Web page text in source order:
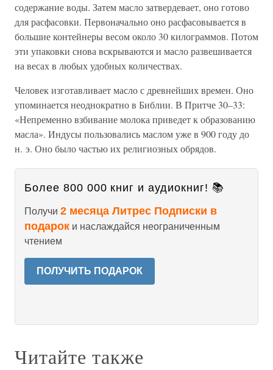
содержание воды. Затем масло затвердевает, оно готово
для расфасовки. Первоначально оно расфасовывается в
большие контейнеры весом около 30 килограммов. Потом
эти упаковки снова вскрываются и масло развешивается
на весах в любых удобных количествах.
Человек изготавливает масло с древнейших времен. Оно
упоминается неоднократно в Библии. В Притче 30–33:
«Непременно взбивание молока приведет к образованию
масла». Индусы пользовались маслом уже в 900 году до
н. э. Оно было частью их религиозных обрядов.
Более 800 000 книг и аудиокниг! 📚
Получи 2 месяца Литрес Подписки в
подарок и наслаждайся неограниченным
чтением
ПОЛУЧИТЬ ПОДАРОК
Читайте также